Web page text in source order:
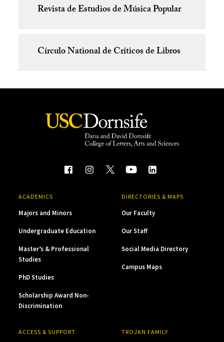
Revista de Estudios de Música Popular
Círculo National de Críticos de Libros
ACADEMICS
Majors and Minors
Undergraduate Education
Master’s & Professional
Studies
PhD Studies
Scholarship Award Non-
Discrimination
DIRECTORIES & MAPS
Our Faculty
Our Staff
Social Media Directory
Campus Maps
ACCESS & SUPPORT TROJAN FAMILY